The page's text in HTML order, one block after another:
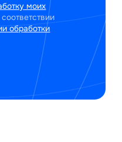
моих
соответствии
обработки